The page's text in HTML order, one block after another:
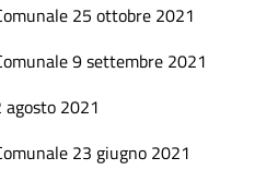
25 ottobre 2021
9 settembre 2021
agosto 2021
23 giugno 2021